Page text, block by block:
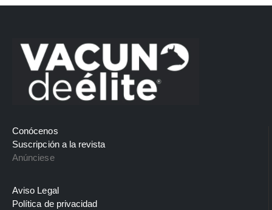
Conócenos
Suscripción a la revista
Anúnciese
Aviso Legal
Política de privacidad